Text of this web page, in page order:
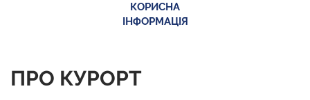
КОРИСНА
ІНФОРМАЦІЯ
ПРО КУРОРТ